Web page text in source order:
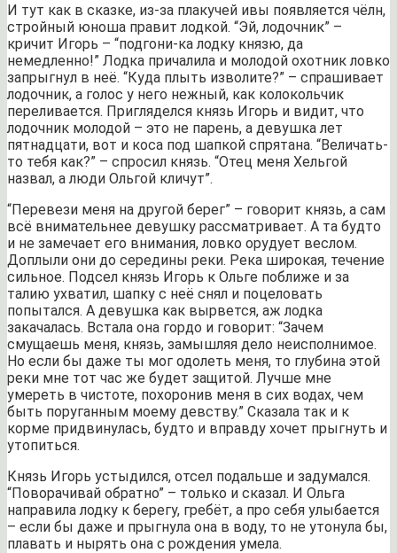
И тут как в сказке, из-за плакучей ивы появляется чёлн,
стройный юноша правит лодкой. “Эй, лодочник” –
кричит Игорь – “подгони-ка лодку князю, да
немедленно!” Лодка причалила и молодой охотник ловко
запрыгнул в неё. “Куда плыть изволите?” – спрашивает
лодочник, а голос у него нежный, как колокольчик
переливается. Пригляделся князь Игорь и видит, что
лодочник молодой – это не парень, а девушка лет
пятнадцати, вот и коса под шапкой спрятана. “Величать-
то тебя как?” – спросил князь. “Отец меня Хельгой
назвал, а люди Ольгой кличут”.
“Перевези меня на другой берег” – говорит князь, а сам
всё внимательнее девушку рассматривает. А та будто
и не замечает его внимания, ловко орудует веслом.
Доплыли они до середины реки. Река широкая, течение
сильное. Подсел князь Игорь к Ольге поближе и за
талию ухватил, шапку с неё снял и поцеловать
попытался. А девушка как вырвется, аж лодка
закачалась. Встала она гордо и говорит: “Зачем
смущаешь меня, князь, замышляя дело неисполнимое.
Но если бы даже ты мог одолеть меня, то глубина этой
реки мне тот час же будет защитой. Лучше мне
умереть в чистоте, похоронив меня в сих водах, чем
быть поруганным моему девству.” Сказала так и к
корме придвинулась, будто и вправду хочет прыгнуть и
утопиться.
Князь Игорь устыдился, отсел подальше и задумался.
“Поворачивай обратно” – только и сказал. И Ольга
направила лодку к берегу, гребёт, а про себя улыбается
– если бы даже и прыгнула она в воду, то не утонула бы,
плавать и нырять она с рождения умела.